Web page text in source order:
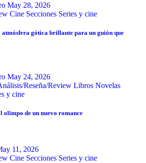
May 28, 2026
Cine Secciones Series y cine
atmósfera gótica brillante para un guión que
May 24, 2026
Reseña/Review Libros Novelas
y cine
olimpo de un nuevo romance
11, 2026
Cine Secciones Series y cine